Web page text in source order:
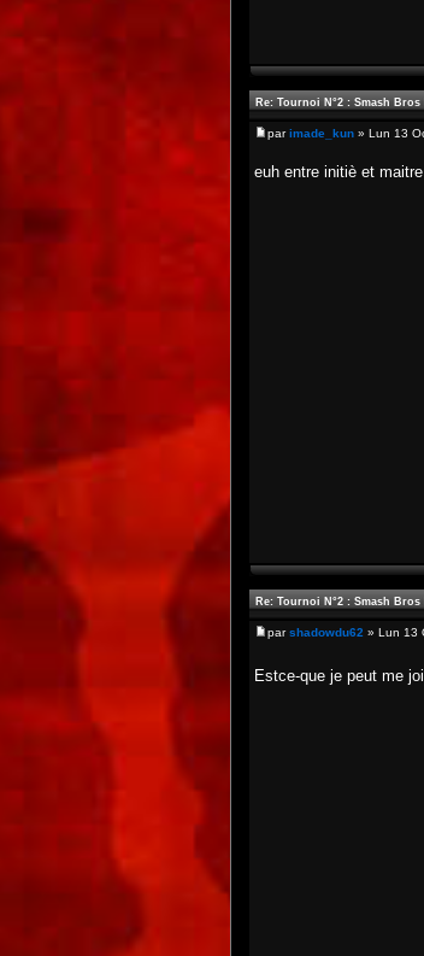
Re: Tournoi N°2 : Smash
parimade_kun » Lun 13
euh entre initiè et maitre
Re: Tournoi N°2 : Smash
parshadowdu62 » Lun 13
Estce-que je peut me